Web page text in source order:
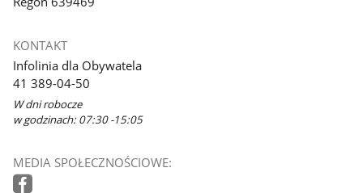
KONTAKT
Infolinia dla Obywatela
41 389-04-50
W dni robocze
w godzinach: 07:30 -15:05
MEDIA SPOŁECZNOŚCIOWE: